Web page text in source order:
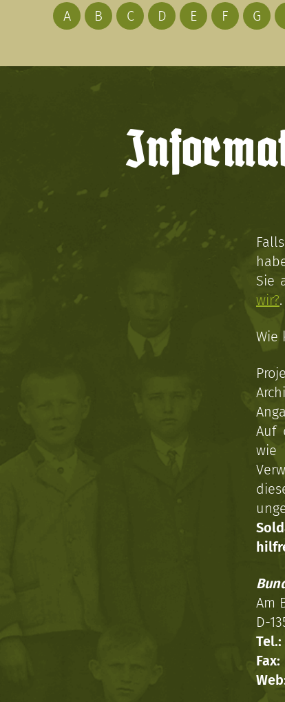
A B C D E F G
Sie
wir?.
Wie
Auf
wie
Am
D-
Tel.:
Fax: